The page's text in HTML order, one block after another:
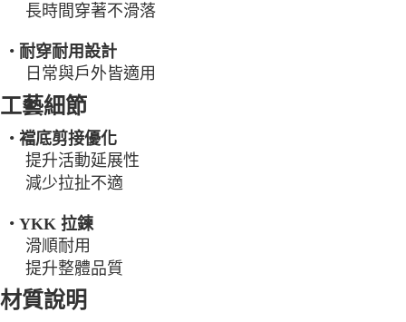
長時間穿著不滑落
• 耐穿耐用設計
日常與戶外皆適用
工藝細節
• 襠底剪接優化
提升活動延展性
減少拉扯不適
• YKK 拉鍊
滑順耐用
提升整體品質
材質說明